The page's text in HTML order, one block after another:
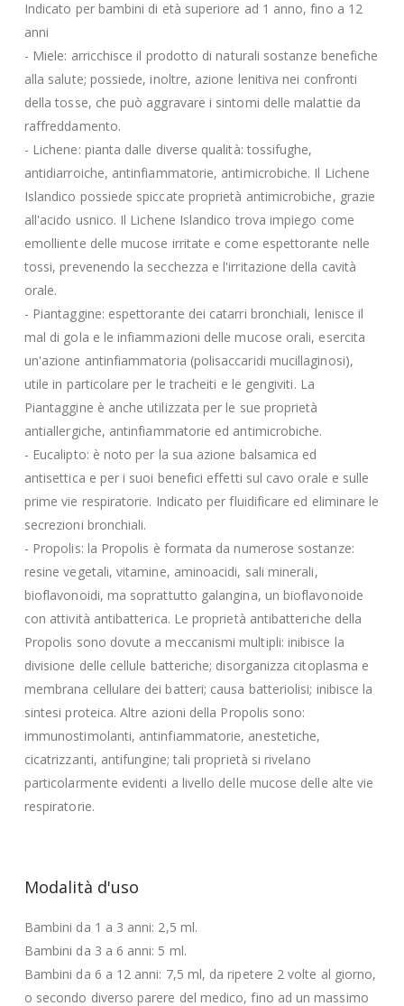
Indicato per bambini di età superiore ad 1 anno, fino a 12
anni
- Miele: arricchisce il prodotto di naturali sostanze benefiche
alla salute; possiede, inoltre, azione lenitiva nei confronti
della tosse, che può aggravare i sintomi delle malattie da
raffreddamento.
- Lichene: pianta dalle diverse qualità: tossifughe,
antidiarroiche, antinfiammatorie, antimicrobiche. Il Lichene
Islandico possiede spiccate proprietà antimicrobiche, grazie
all'acido usnico. Il Lichene Islandico trova impiego come
emolliente delle mucose irritate e come espettorante nelle
tossi, prevenendo la secchezza e l'irritazione della cavità
orale.
- Piantaggine: espettorante dei catarri bronchiali, lenisce il
mal di gola e le infiammazioni delle mucose orali, esercita
un'azione antinfiammatoria (polisaccaridi mucillaginosi),
utile in particolare per le tracheiti e le gengiviti. La
Piantaggine è anche utilizzata per le sue proprietà
antiallergiche, antinfiammatorie ed antimicrobiche.
- Eucalipto: è noto per la sua azione balsamica ed
antisettica e per i suoi benefici effetti sul cavo orale e sulle
prime vie respiratorie. Indicato per fluidificare ed eliminare le
secrezioni bronchiali.
- Propolis: la Propolis è formata da numerose sostanze:
resine vegetali, vitamine, aminoacidi, sali minerali,
bioflavonoidi, ma soprattutto galangina, un bioflavonoide
con attività antibatterica. Le proprietà antibatteriche della
Propolis sono dovute a meccanismi multipli: inibisce la
divisione delle cellule batteriche; disorganizza citoplasma e
membrana cellulare dei batteri; causa batteriolisi; inibisce la
sintesi proteica. Altre azioni della Propolis sono:
immunostimolanti, antinfiammatorie, anestetiche,
cicatrizzanti, antifungine; tali proprietà si rivelano
particolarmente evidenti a livello delle mucose delle alte vie
respiratorie.
Modalità d'uso
Bambini da 1 a 3 anni: 2,5 ml.
Bambini da 3 a 6 anni: 5 ml.
Bambini da 6 a 12 anni: 7,5 ml, da ripetere 2 volte al giorno,
o secondo diverso parere del medico, fino ad un massimo